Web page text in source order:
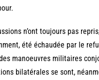
n’ont toujours pas
été échaudée par le
manoeuvres militaires
bilatérales se sont,